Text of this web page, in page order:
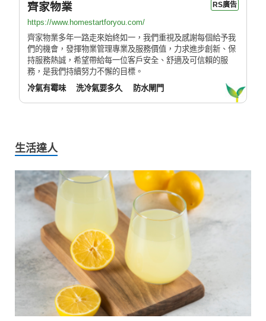
齊家物業 RS廣告
https://www.homestartforyou.com/
齊家物業多年一路走來始終如一，我們重視及感謝每個給予我
們的機會，發揮物業管理專業及服務價值，力求進步創新、保
持服務熱誠，希望帶給每一位客戶安全、舒適及可信賴的服
務，是我們持續努力不懈的目標。
冷氣有霉味
洗冷氣要多久 防水閘門
生活達人